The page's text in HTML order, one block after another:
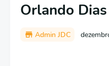
Orlando
Admin JDC